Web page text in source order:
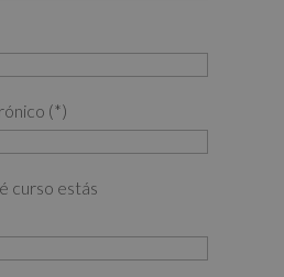
(*)
curso estás